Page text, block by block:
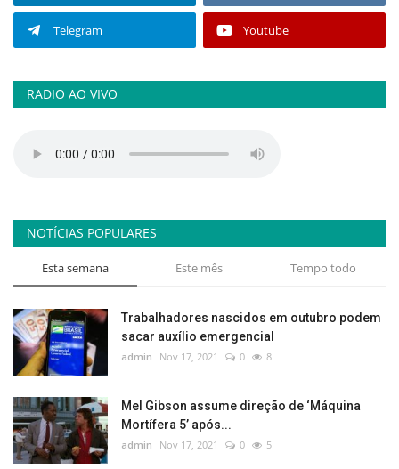
Telegram Youtube
RADIO AO VIVO
NOTÍCIAS POPULARES
Esta semana Este mês Tempo todo
Trabalhadores nascidos em outubro podem
sacar auxílio emergencial
admin Nov 17, 2021 0 8
Mel Gibson assume direção de ‘Máquina
Mortífera 5’ após...
admin Nov 17, 2021 0 5